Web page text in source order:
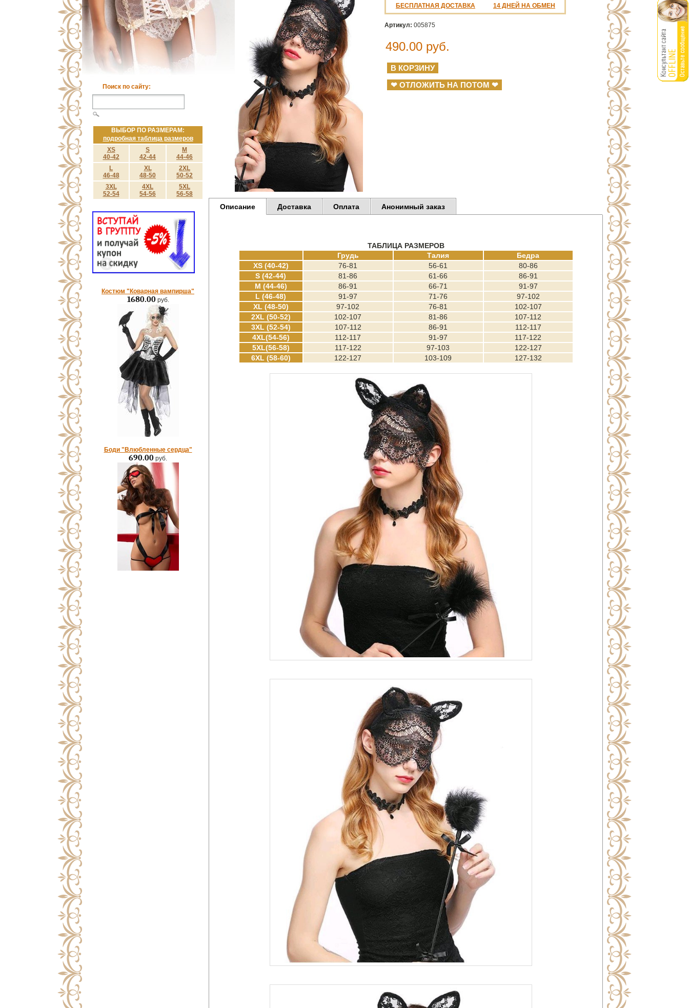
Поиск по сайту:
ВЫБОР ПО РАЗМЕРАМ:
подробная таблица размеров
XS
40-42
S
42-44
M
44-46
L
46-48
XL
48-50
2XL
50-52
3XL
52-54
4XL
54-56
5XL
56-58
Костюм "Коварная вампирша"
1680.00руб.
Боди "Влюбленные сердца"
690.00 руб.
БЕСПЛАТНАЯ ДОСТАВКА 14 ДНЕЙ НА ОБМЕН
Артикул: 005875
490.00руб.
❤ ОТЛОЖИТЬ НА ПОТОМ ❤
Описание Доставка Оплата Анонимный заказ
ТАБЛИЦА РАЗМЕРОВ
Грудь
Талия
Бедра
XS (40-42)
76-81 56-61
80-86
S (42-44)
81-86 61-66
86-91
M (44-46)
86-91 66-71
91-97
L (46-48)
91-97 71-76
97-102
XL (48-50)
97-102 76-81
102-107
2XL (50-52)
102-107 81-86
107-112
3XL (52-54)
107-112 86-91
112-117
4XL(54-56)
112-117 91-97
117-122
5XL(56-58)
117-122 97-103
122-127
6XL (58-60)
122-127 103-109 127-132